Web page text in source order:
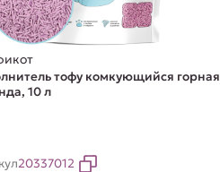
тофу комкующийся горная
10 л
20337012